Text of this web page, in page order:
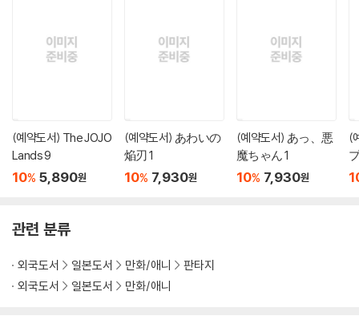
(예약도서) The JOJO
Lands 9
10% 5,890원
(예약도서) あわいの
焔刃 1
10% 7,930원
(예약도서) あっ、悪
魔ちゃん 1
10% 7,930원
(
관련 분류
외국도서 일본도서 만화/애니
판타지
외국도서
일본도서 만화/애니